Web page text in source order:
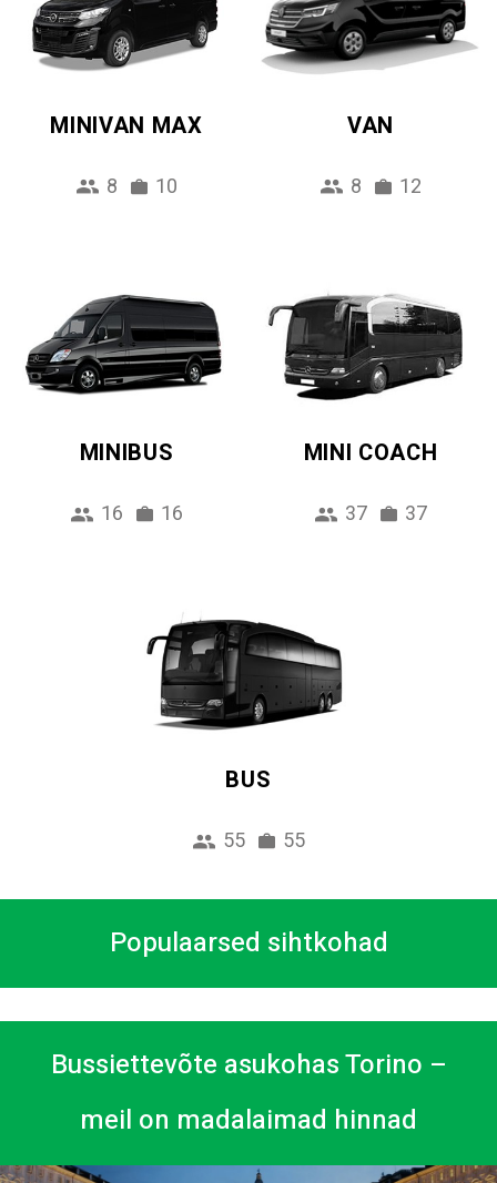
MINIVAN MAX
8 10
VAN
8 12
MINIBUS
16 16
MINI COACH
37 37
BUS
55 55
Populaarsed sihtkohad
Bussiettevõte asukohas Torino –
meil on madalaimad hinnad